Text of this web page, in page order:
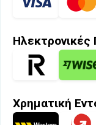
Χρηματική